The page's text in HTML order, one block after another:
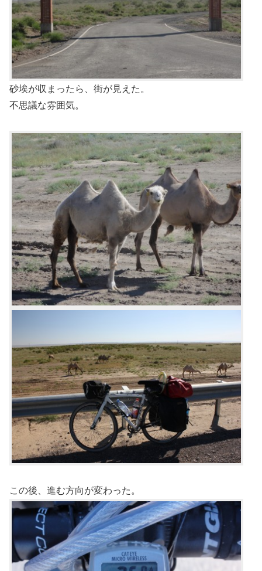
砂埃が収まったら、街が見えた。
不思議な雰囲気。
この後、進む方向が変わった。